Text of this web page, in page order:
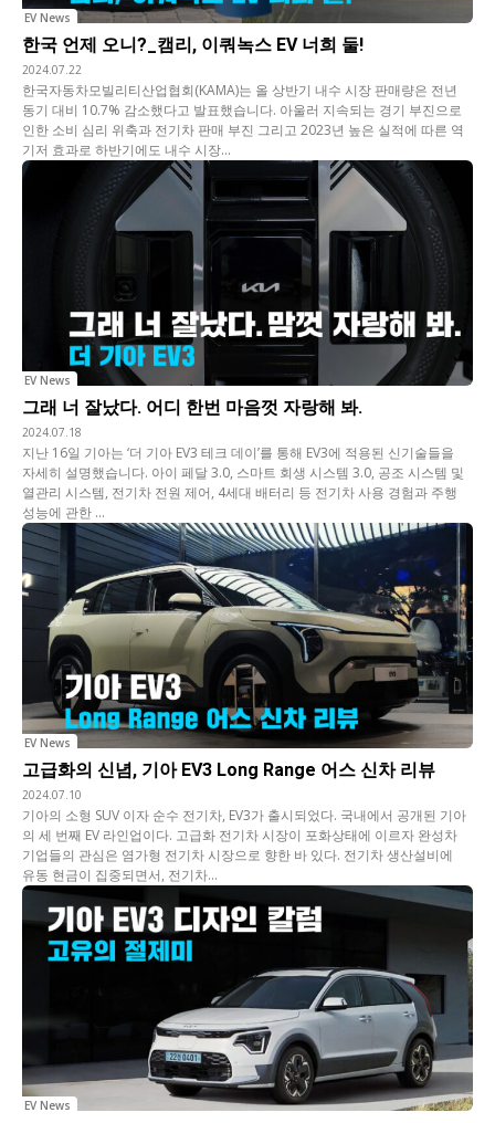
EV News
한국 언제 오니?_캠리, 이쿼녹스 EV 너희 둘!
2024.07.22
한국자동차모빌리티산업협회(KAMA)는 올 상반기 내수 시장 판매량은 전년
동기 대비 10.7% 감소했다고 발표했습니다. 아울러 지속되는 경기 부진으로
인한 소비 심리 위축과 전기차 판매 부진 그리고 2023년 높은 실적에 따른 역
기저 효과로 하반기에도 내수 시장...
EV News
그래 너 잘났다. 어디 한번 마음껏 자랑해 봐.
2024.07.18
지난 16일 기아는 ‘더 기아 EV3 테크 데이’를 통해 EV3에 적용된 신기술들을
자세히 설명했습니다. 아이 페달 3.0, 스마트 회생 시스템 3.0, 공조 시스템 및
열관리 시스템, 전기차 전원 제어, 4세대 배터리 등 전기차 사용 경험과 주행
성능에 관한 ...
EV News
고급화의 신념, 기아 EV3 Long Range 어스 신차 리뷰
2024.07.10
기아의 소형 SUV 이자 순수 전기차, EV3가 출시되었다. 국내에서 공개된 기아
의 세 번째 EV 라인업이다. 고급화 전기차 시장이 포화상태에 이르자 완성차
기업들의 관심은 염가형 전기차 시장으로 향한 바 있다. 전기차 생산설비에
유동 현금이 집중되면서, 전기차...
EV News